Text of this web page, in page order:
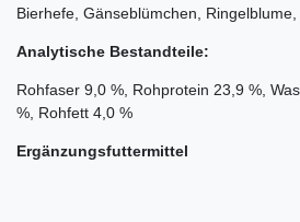
Bierhefe, Gänseblümchen,
Analytische Bestandteile:
Rohfaser 9,0 %, Rohprotein 23,9 %,
%, Rohfett 4,0 %
Ergänzungsfuttermittel